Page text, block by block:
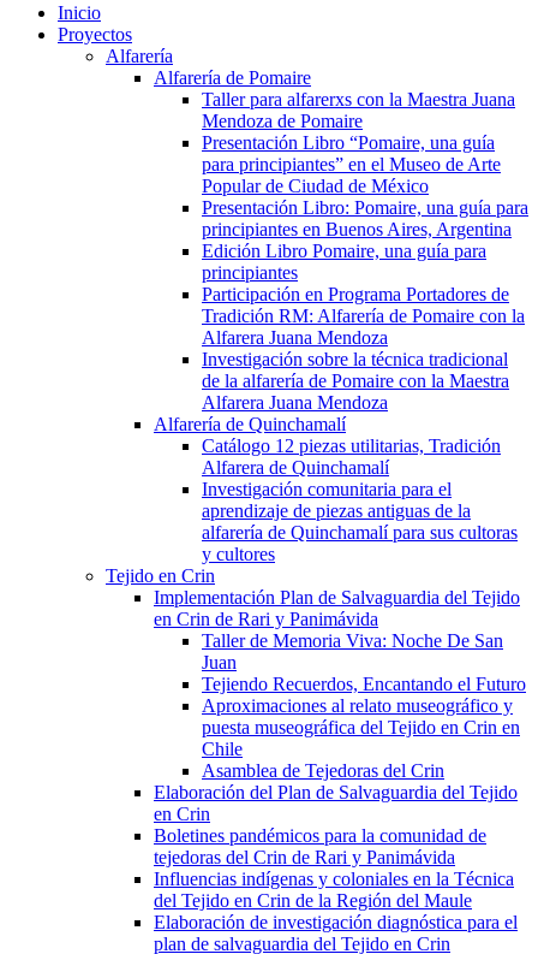
Inicio
Proyectos
Alfarería
Alfarería de Pomaire
Taller para alfarerxs con la Maestra Juana
Mendoza de Pomaire
Presentación Libro “Pomaire, una guía
para principiantes” en el Museo de Arte
Popular de Ciudad de México
Presentación Libro: Pomaire, una guía para
principiantes en Buenos Aires, Argentina
Edición Libro Pomaire, una guía para
principiantes
Participación en Programa Portadores de
Tradición RM: Alfarería de Pomaire con la
Alfarera Juana Mendoza
Investigación sobre la técnica tradicional
de la alfarería de Pomaire con la Maestra
Alfarera Juana Mendoza
Alfarería de Quinchamalí
Catálogo 12 piezas utilitarias, Tradición
Alfarera de Quinchamalí
Investigación comunitaria para el
aprendizaje de piezas antiguas de la
alfarería de Quinchamalí para sus cultoras
y cultores
Tejido en Crin
Implementación Plan de Salvaguardia del Tejido
en Crin de Rari y Panimávida
Taller de Memoria Viva: Noche De San
Juan
Tejiendo Recuerdos, Encantando el Futuro
Aproximaciones al relato museográfico y
puesta museográfica del Tejido en Crin en
Chile
Asamblea de Tejedoras del Crin
Elaboración del Plan de Salvaguardia del Tejido
en Crin
Boletines pandémicos para la comunidad de
tejedoras del Crin de Rari y Panimávida
Influencias indígenas y coloniales en la Técnica
del Tejido en Crin de la Región del Maule
Elaboración de investigación diagnóstica para el
plan de salvaguardia del Tejido en Crin